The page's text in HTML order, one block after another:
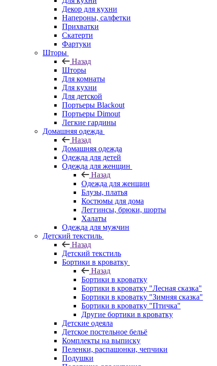
Декор для кухни
Напероны, салфетки
Прихватки
Скатерти
Фартуки
Шторы
Назад
Шторы
Для комнаты
Для кухни
Для детской
Портьеры Blackout
Портьеры Dimout
Легкие гардины
Домашняя одежда
Назад
Домашняя одежда
Одежда для детей
Одежда для женщин
Назад
Одежда для женщин
Блузы, платья
Костюмы для дома
Леггинсы, брюки, шорты
Халаты
Одежда для мужчин
Детский текстиль
Назад
Детский текстиль
Бортики в кроватку
Назад
Бортики в кроватку
Бортики в кроватку "Лесная сказка"
Бортики в кроватку "Зимняя сказка"
Бортики в кроватку "Птичка"
Другие бортики в кроватку
Детские одеяла
Детское постельное бельё
Комплекты на выписку
Пеленки, распашонки, чепчики
Подушки